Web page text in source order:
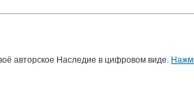
авторское Наследие в цифровом виде.